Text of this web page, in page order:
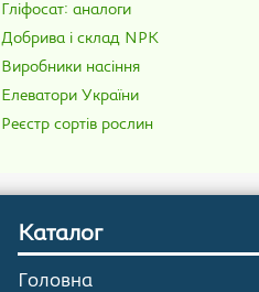
Гліфосат: аналоги
Добрива і склад NPK
Виробники насіння
Елеватори України
Реєстр сортів рослин
Каталог
Головна